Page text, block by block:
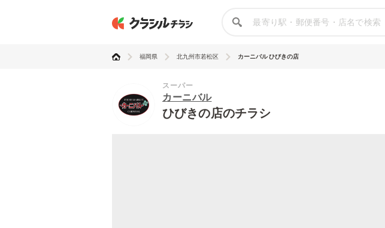
福岡県 北九州市若松区 カーニバル ひびきの店
スーパー
カーニバル
ひびきの店のチラシ